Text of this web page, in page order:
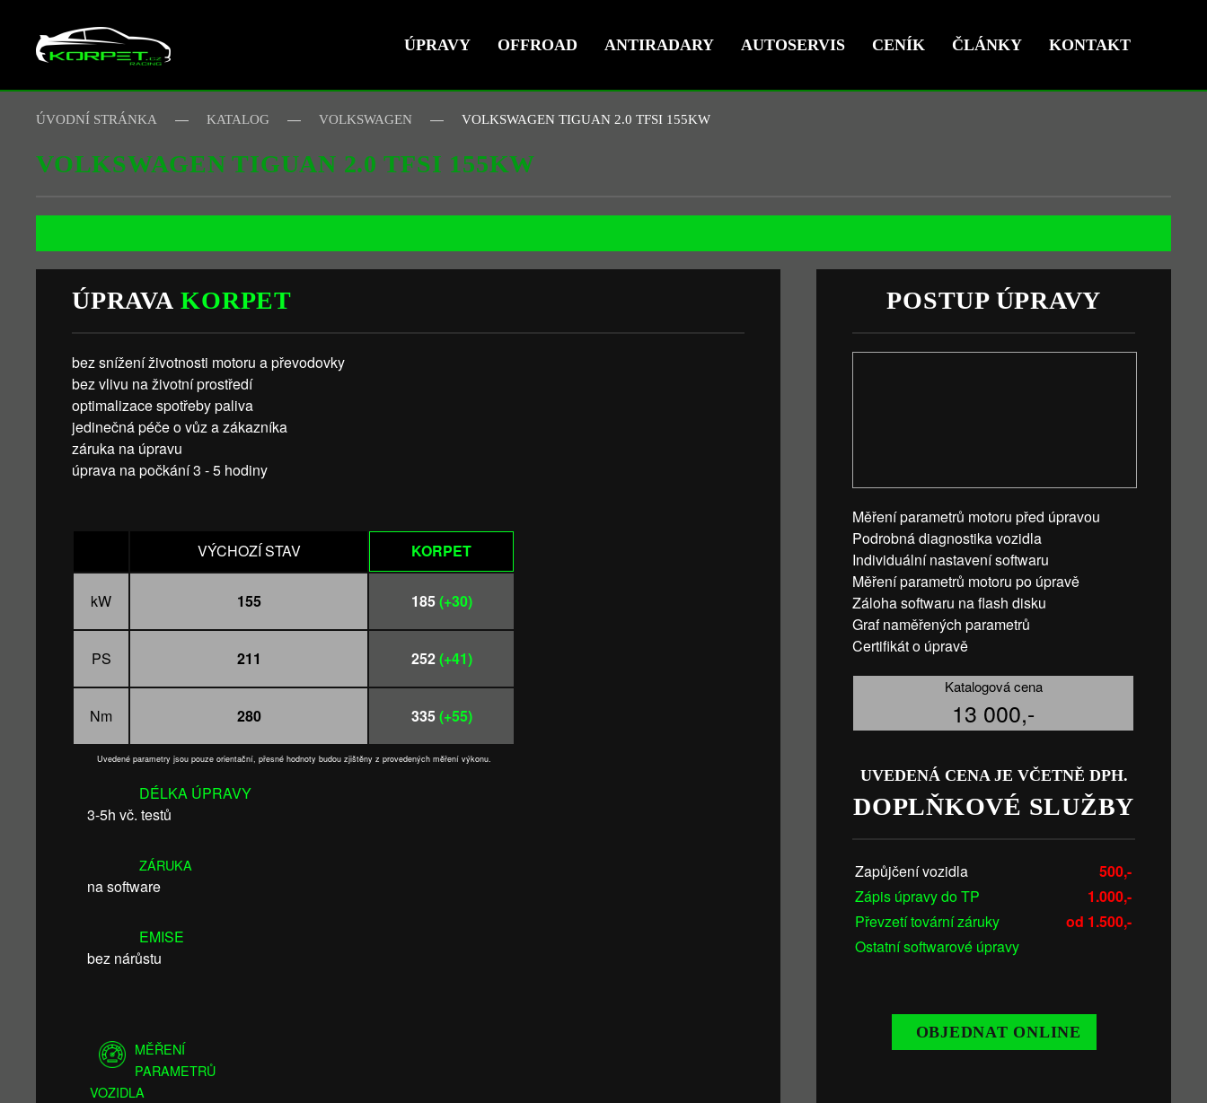
Skip to main content ÚPRAVY OFFROAD ANTIRADARY AUTOSERVIS CENÍK ČLÁNKY KONTAKT
ÚVODNÍ STRÁNKA KATALOG VOLKSWAGEN VOLKSWAGEN TIGUAN 2.0 TFSI 155KW
VOLKSWAGEN TIGUAN 2.0 TFSI 155KW
ÚPRAVAKORPET
bez snížení životnosti motoru a převodovky
bez vlivu na životní prostředí
optimalizace spotřeby paliva
jedinečná péče o vůz a zákazníka
záruka na úpravu
úprava na počkání 3 - 5 hodiny
VÝCHOZÍ STAV KORPET
kW 155 185(+30)
PS 211 252(+41)
Nm 280 335(+55)
Uvedené parametry jsou pouze orientační, přesné hodnoty budou zjištěny z provedených měření výkonu.
DÉLKA ÚPRAVY
3-5h vč. testů
ZÁRUKA
na software
EMISE
bez nárůstu
MĚŘENÍ
PARAMETRŮ
VOZIDLA
POSTUP ÚPRAVY
Měření parametrů motoru před úpravou
Podrobná diagnostika vozidla
Individuální nastavení softwaru
Měření parametrů motoru po úpravě
Záloha softwaru na flash disku
Graf naměřených parametrů
Certifikát o úpravě
Katalogová cena
13 000,-
UVEDENÁ CENA JE VČETNĚ DPH.
DOPLŇKOVÉ SLUŽBY
Zapůjčení vozidla
500,-
Zápis úpravy do TP
1.000,-
Převzetí tovární záruky
od 1.500,-
Ostatní softwarové úpravy
OBJEDNAT ONLINE